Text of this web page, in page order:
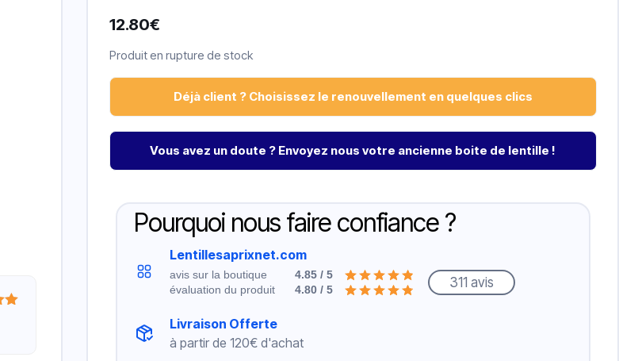
12.80€
Produit en rupture de stock
Déjà client ? Choisissez le renouvellement en quelques clics
Vous avez un doute ? Envoyez nous votre ancienne boite de lentille !
Pourquoi nous faire confiance ?
Lentillesaprixnet.com
avis sur la boutique
4.85 / 5
évaluation du produit
4.80 / 5 311 avis
Livraison Offerte
à partir de 120€ d'achat